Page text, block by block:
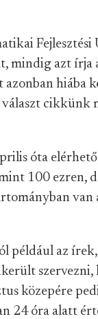
mindig azt írja
azonban hiába
cikkünk
óta
100 ezren,
van
például az
szervezni,
közepére
24 óra alatt